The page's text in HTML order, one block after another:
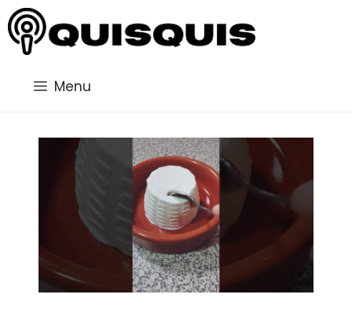
Saltar
al
contenido
Menu